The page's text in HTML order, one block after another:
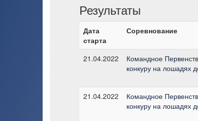
Результаты
Дата
старта
Соревнование
21.04.2022
Командное
конкуру на лошадях
21.04.2022
Командное
конкуру на лошадях